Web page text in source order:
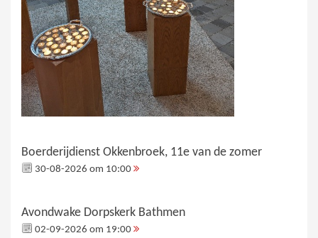
Boerderijdienst Okkenbroek, 11e van de zomer
30-08-2026 om 10:00
Avondwake Dorpskerk Bathmen
02-09-2026 om 19:00